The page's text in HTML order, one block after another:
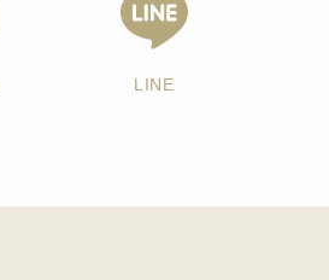
LINE